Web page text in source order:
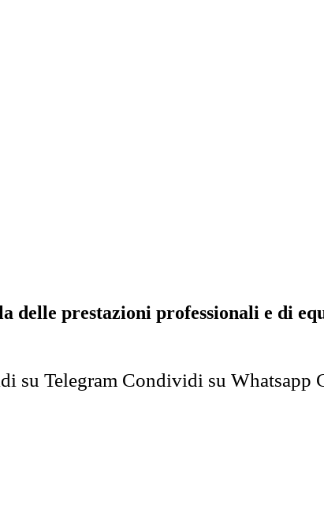
prestazioni professionali e di
su Telegram Condividi su Whatsapp